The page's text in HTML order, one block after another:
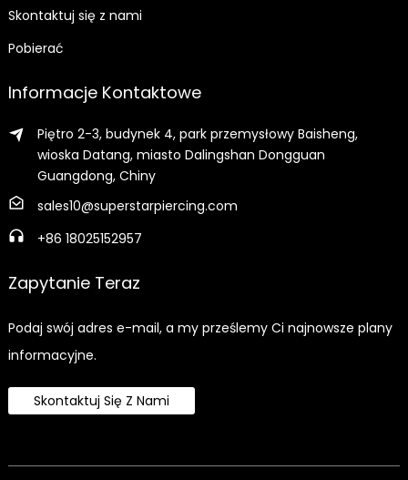
Skontaktuj się z nami
Pobierać
Informacje Kontaktowe
Piętro 2-3, budynek 4, park przemysłowy Baisheng,
wioska Datang, miasto Dalingshan Dongguan
Guangdong, Chiny
sales10@superstarpiercing.com
+86 18025152957
Zapytanie Teraz
Podaj swój adres e-mail, a my prześlemy Ci najnowsze plany
informacyjne.
Skontaktuj Się Z Nami